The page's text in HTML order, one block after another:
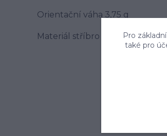
Orientační váha 3,75 g
Materiál stříbro 925/1000
Pro
také pro